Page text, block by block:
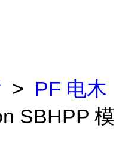
> PF 电木
SBHPP 模